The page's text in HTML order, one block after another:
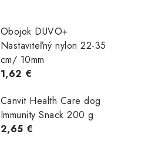
Obojok DUVO+
Nastaviteľný nylon 22-35
cm/ 10mm
1,62 €
Canvit Health Care dog
Immunity Snack 200 g
2,65 €